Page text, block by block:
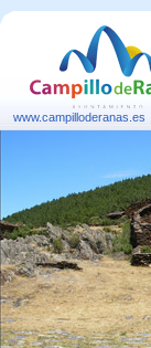
www.campilloderanas.es